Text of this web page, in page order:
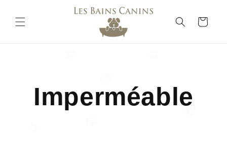
контенту
Корзина
Imperméable